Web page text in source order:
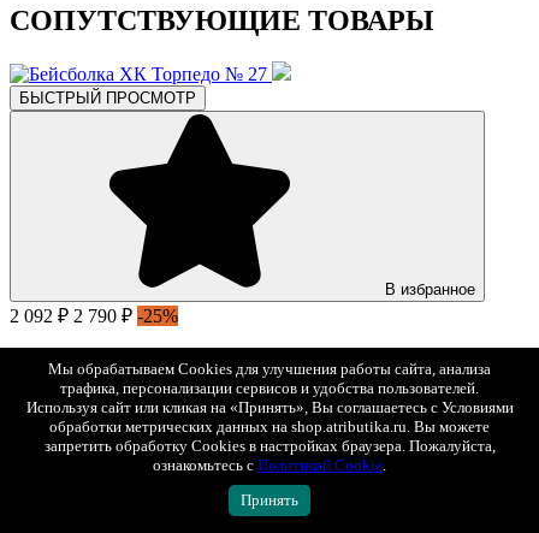
СОПУТСТВУЮЩИЕ ТОВАРЫ
БЫСТРЫЙ ПРОСМОТР
В избранное
2 092 ₽ 2 790 ₽ -25%
Бейсболка ХК Торпедо № 27
Арт. 13275
БЫСТРЫЙ ПРОСМОТР
XXL
XXXL
Мы обрабатываем Cookies для улучшения работы сайта, анализа
трафика, персонализации сервисов и удобства пользователей.
Используя сайт или кликая на «Принять», Вы соглашаетесь с Условиями
обработки метрических данных на shop.atributika.ru. Вы можете
запретить обработку Cookies в настройках браузера. Пожалуйста,
ознакомьтесь с Политикой Cookie.
Принять